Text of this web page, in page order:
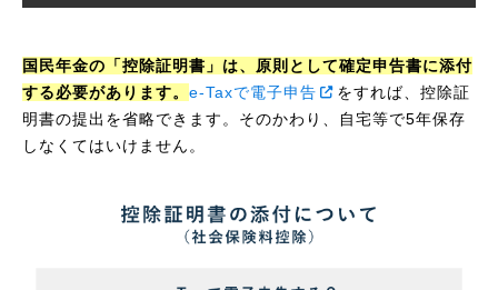
国民年金の「控除証明書」は、原則として確定申告書に添付
する必要があります。 e-Taxで電子申告
をすれば、控除証
明書の提出を省略できます。そのかわり、自宅等で5年保存
しなくてはいけません。